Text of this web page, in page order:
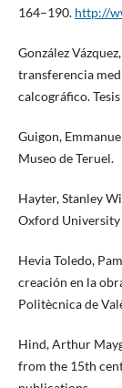
164–190. http://
González
transferencia
calcográfico.
Guigon,
Museo de Teruel.
Hayter, Stanley
Oxford University
Hevia Toledo,
creación en la
Politècnica de
Hind, Arthur
from the 15th